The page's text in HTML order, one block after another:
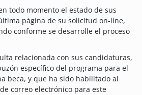
todo momento el estado de sus
página de su solicitud on-line,
conforme se desarrolle el proceso
relacionada con sus candidaturas,
específico del programa para el
beca, y que ha sido habilitado al
correo electrónico para este